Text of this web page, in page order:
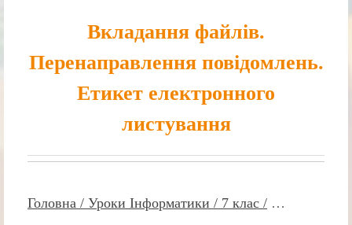
Вкладання файлів.
Перенаправлення повідомлень.
Етикет електронного
листування
Головна / Уроки Інформатики / 7 клас / …